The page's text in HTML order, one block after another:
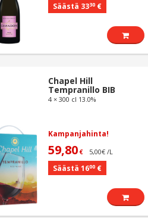
Säästä 3330 €
Chapel Hill
Tempranillo BIB
4 × 300 cl 13.0%
Kampanjahinta!
59,80 € 5,00€ /L
Säästä 1600 €